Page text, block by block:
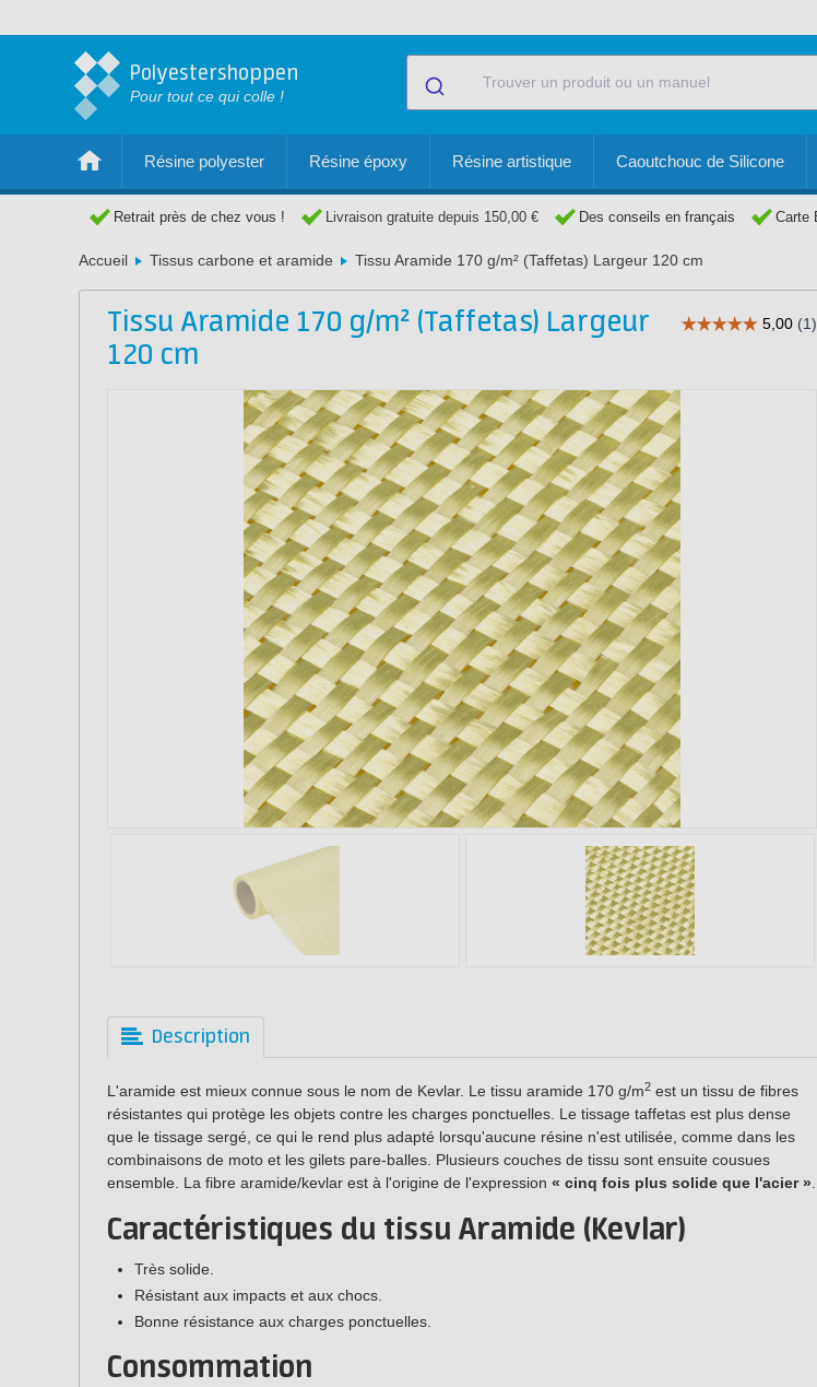
Polyestershoppen
Pour tout ce qui colle !
Résine polyester Résine époxy Résine artistique Caoutchouc de Silicone
Retrait près de chez vous ! Livraison gratuite depuis 150,00 € Des conseils en français Carte
Accueil Tissus carbone et aramide Tissu Aramide 170 g/m² (Taffetas) Largeur 120 cm
Tissu Aramide 170 g/m² (Taffetas) Largeur
120 cm
Description
L'aramide est mieux connue sous le nom de Kevlar. Le tissu aramide 170 g/m2 est un tissu de fibres
résistantes qui protège les objets contre les charges ponctuelles. Le tissage taffetas est plus dense
que le tissage sergé, ce qui le rend plus adapté lorsqu'aucune résine n'est utilisée, comme dans les
combinaisons de moto et les gilets pare-balles. Plusieurs couches de tissu sont ensuite cousues
ensemble. La fibre aramide/kevlar est à l'origine de l'expression « cinq fois plus solide que l'acier »
Caractéristiques du tissu Aramide (Kevlar)
Très solide.
Résistant aux impacts et aux chocs.
Bonne résistance aux charges ponctuelles.
Consommation